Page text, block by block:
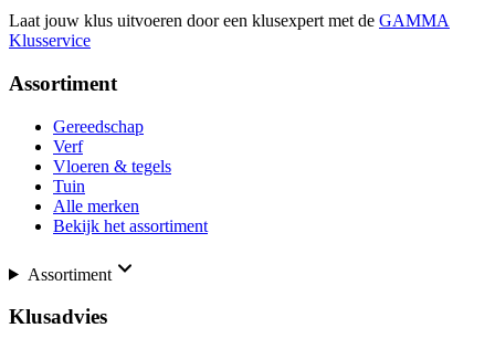
Laat jouw klus uitvoeren door een klusexpert met de GAMMA
Klusservice
Assortiment
Gereedschap
Verf
Vloeren & tegels
Tuin
Alle merken
Bekijk het assortiment
Assortiment
Klusadvies